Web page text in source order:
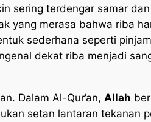
sering terdengar samar
yang merasa bahwa riba
sederhana seperti
dekat riba menjadi
Dalam Al-Qur’an, Allah
setan lantaran tekanan